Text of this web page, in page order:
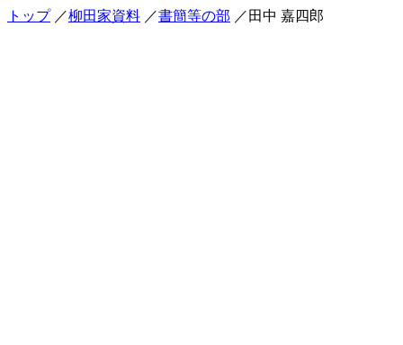
トップ ／柳田家資料 ／書簡等の部 ／田中 嘉四郎